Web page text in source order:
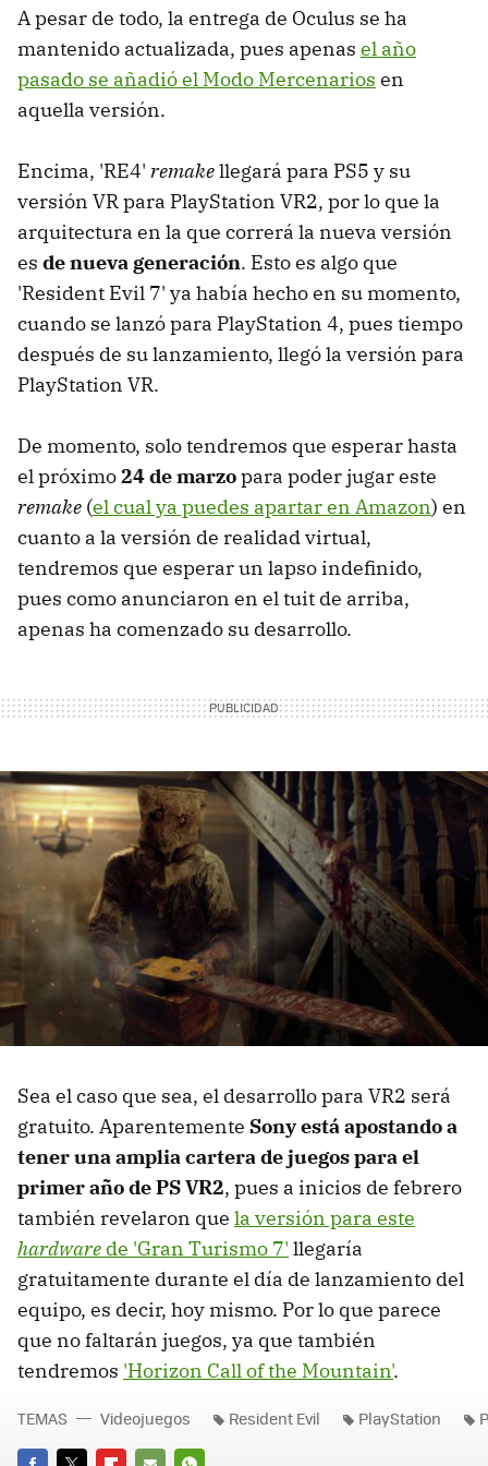
A pesar de todo, la entrega de Oculus se ha
mantenido actualizada, pues apenas el año
pasado se añadió el Modo Mercenarios en
aquella versión.
Encima, 'RE4' remakellegará para PS5 y su
versión VR para PlayStation VR2, por lo que la
arquitectura en la que correrá la nueva versión
es de nueva generación. Esto es algo que
'Resident Evil 7' ya había hecho en su momento,
cuando se lanzó para PlayStation 4, pues tiempo
después de su lanzamiento, llegó la versión para
PlayStation VR.
De momento, solo tendremos que esperar hasta
el próximo24 de marzopara poder jugar este
remake (el cual ya puedes apartar en Amazon) en
cuanto a la versión de realidad virtual,
tendremos que esperar un lapso indefinido,
pues como anunciaron en el tuit de arriba,
apenas ha comenzado su desarrollo.
Sea el caso que sea, el desarrollo para VR2 será
gratuito. Aparentemente Sony está apostando a
tener una amplia cartera de juegos para el
primer año de PS VR2, pues a inicios de febrero
también revelaron que la versión para este
hardware de 'Gran Turismo 7' llegaría
gratuitamente durante el día de lanzamiento del
equipo, es decir, hoy mismo. Por lo que parece
que no faltarán juegos, ya que también
tendremos 'Horizon Call of the Mountain'.
TEMAS Videojuegos Resident Evil PlayStation